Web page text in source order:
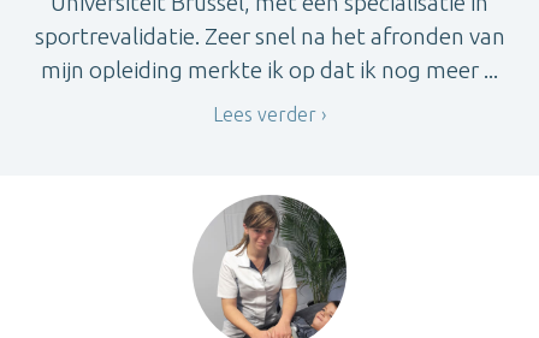
sportrevalidatie. Zeer snel na het afronden van
mijn opleiding merkte ik op dat ik nog meer ...
Lees verder